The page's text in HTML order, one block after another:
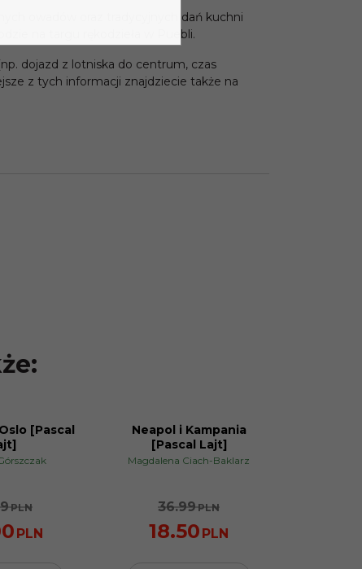
owadów oraz tradycyjnych dań kuchni
na targu rękodzieła w Puebli.
dojazd z lotniska do centrum, czas
z tych informacji znajdziecie także na
[Pascal
PLN
PLN
PROMOCJA
Neapol i Kampania
[Pascal Lajt]
Magdalena Ciach-Baklarz
36.99PLN
18.50 PLN